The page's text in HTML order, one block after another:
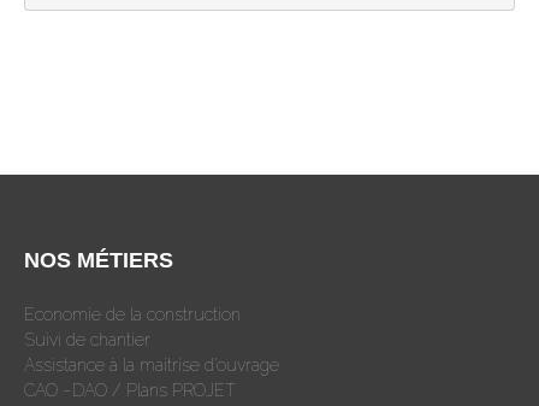
NOS MÉTIERS
Economie de la construction
Suivi de chantier
Assistance à la maitrise d’ouvrage
CAO –DAO / Plans PROJET